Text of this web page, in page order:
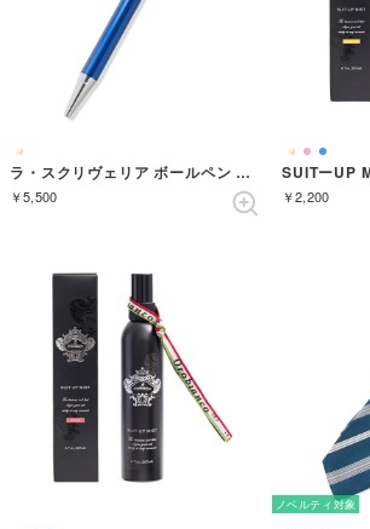
ラ・スクリヴェリア ボールペン （BLUE/SILVER）
￥5,500 ￥2,200
ノベルティ対象